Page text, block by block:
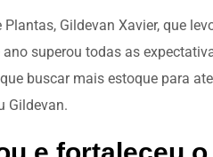
Gildevan Xavier, que
superou todas as
buscar mais estoque para
Gildevan.